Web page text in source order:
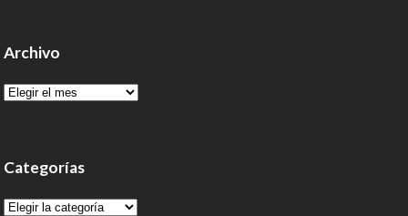
Archivo
Archivo
Categorías
Categorías